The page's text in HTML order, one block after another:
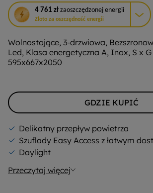
4 761 zł zaoszczędzonej energii
Złoto za oszczędność energii
To
działanie
otworzy
narzędzie
do
oszczędzania
energii
Wolnostojące, 3-drzwiowa,
Led, Klasa energetyczna A, Inox, S x
595x667x2050
GDZIE KUPIĆ
Delikatny przepływ powietrza
Szuflady Easy Access z łatwym
Daylight
Przeczytaj więcej